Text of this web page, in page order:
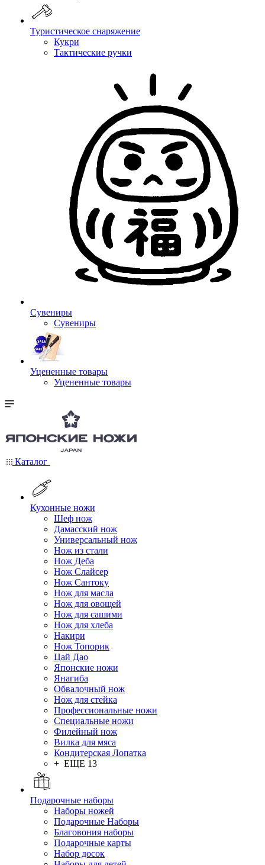
Туристическое снаряжение
Кукри
Тактические ручки
Сувениры
Сувениры
Уцененные товары
Уцененные товары
Каталог
Кухонные ножи
Шеф нож
Дамасский нож
Универсальный нож
Нож из стали
Нож Деба
Нож Слайсер
Нож Сантоку
Нож для масла
Нож для овощей
Нож для сашими
Нож для хлеба
Накири
Нож Топорик
Цай Дао
Японские ножи
Янагиба
Обвалочный нож
Нож для стейка
Профессиональные ножи
Специальные ножи
Филейный нож
Вилка для мяса
Кондитерская Лопатка
+ ЕЩЕ 13
Подарочные наборы
Наборы ножей
Подарочные Наборы
Благовония наборы
Подарочные карты
Набор досок